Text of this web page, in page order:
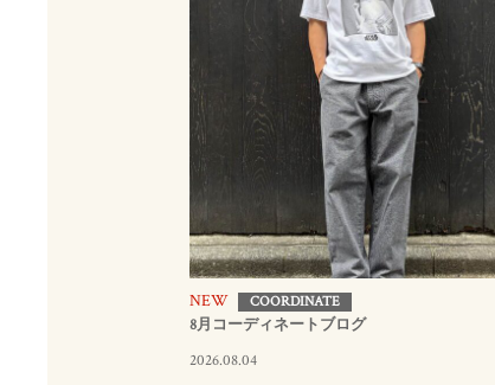
NEW COORDINATE
8月コーディネートブログ
2026.08.04